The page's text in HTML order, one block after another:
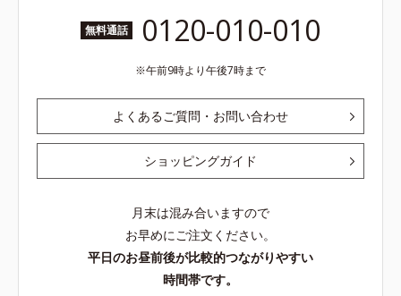
無料通話 0120-010-010
午前9時より午後7時まで
よくあるご質問・お問い合わせ
ショッピングガイド
月末は混み合いますので
お早めにご注文ください。
平日のお昼前後が比較的つながりやすい
時間帯です。